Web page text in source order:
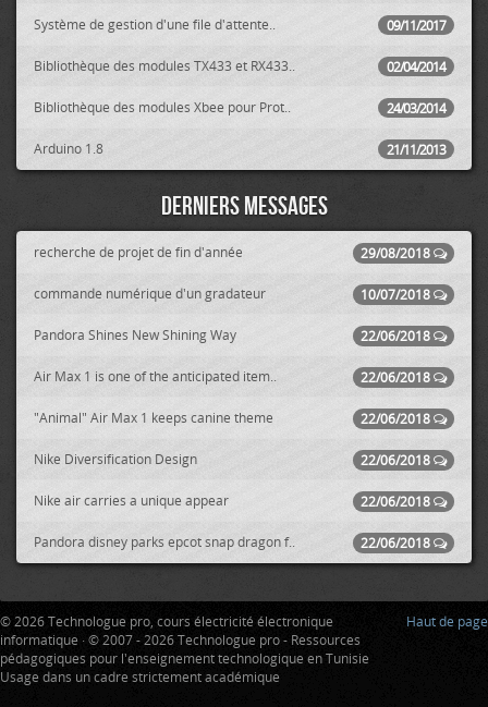
09/11/2017
Système de gestion d'une file d'attente..
02/04/2014
Bibliothèque des modules TX433 et RX433..
24/03/2014
Bibliothèque des modules Xbee pour Prot..
21/11/2013
Arduino 1.8
Derniers messages
29/08/2018
recherche de projet de fin d'année
10/07/2018
commande numérique d'un gradateur
22/06/2018
Pandora Shines New Shining Way
22/06/2018
Air Max 1 is one of the anticipated item..
22/06/2018
"Animal" Air Max 1 keeps canine theme
22/06/2018
Nike Diversification Design
22/06/2018
Nike air carries a unique appear
22/06/2018
Pandora disney parks epcot snap dragon f..
Haut de page
© 2026 Technologue pro, cours électricité électronique
informatique · © 2007 - 2026 Technologue pro - Ressources
pédagogiques pour l'enseignement technologique en Tunisie
Usage dans un cadre strictement académique